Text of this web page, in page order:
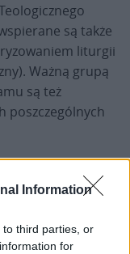
Information
third parties, or
for
są także
liturgii
Ważną grupą
są też
poszczególnych